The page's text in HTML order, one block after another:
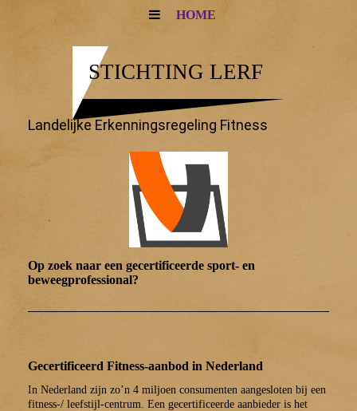
HOME
STICHTING LERF
Landelijke Erkenningsregeling Fitness
Op zoek naar een gecertificeerde sport- en
beweegprofessional?
Gecertificeerd Fitness-aanbod in Nederland
In Nederland zijn zo’n 4 miljoen consumenten aangesloten bij een
fitness-/ leefstijl-centrum. Een gecertificeerde aanbieder is het